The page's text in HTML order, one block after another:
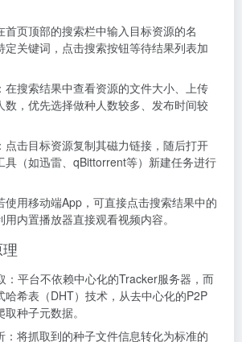
首页顶部的搜索栏中输入目标资源的名
定关键词，点击搜索按钮等待结果列表加
在搜索结果中查看资源的文件大小、上传
数，优先选择做种人数较多、发布时间较
点击目标资源复制其磁力链接，随后打开
具（如迅雷、qBittorrent等）新建任务进行
使用移动端App，可直接点击搜索结果中的
内置播放器直接观看视频内容。
：平台不依赖中心化的Tracker服务器，而
哈希表（DHT）技术，从去中心化的P2P
种子元数据。
：将抓取到的种子文件信息转化为标准的